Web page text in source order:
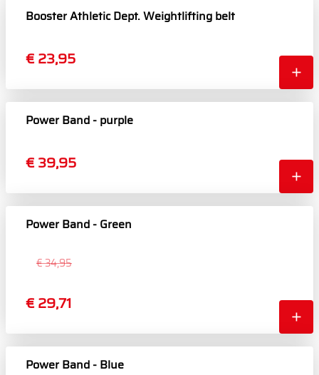
Booster Athletic Dept. Weightlifting belt
€ 23,95
Power Band - purple
€ 39,95
Power Band - Green
€ 34,95
€ 29,71
Power Band - Blue